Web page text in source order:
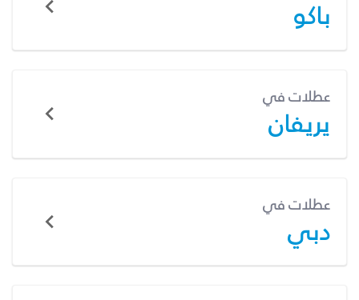
باكو
عطلات في
يريفان
عطلات في
دبي